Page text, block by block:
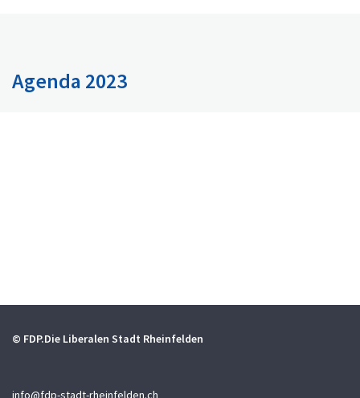
Agenda 2023
© FDP.Die Liberalen Stadt Rheinfelden
info@fdp-stadt-rheinfelden.ch